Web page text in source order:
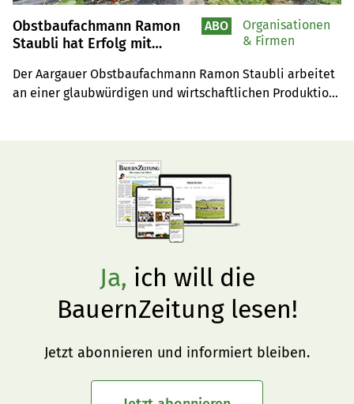
Obstbaufachmann Ramon
Staubli hat Erfolg mit
Der Aargauer Obstbaufachmann Ramon Staubli arbeitet
an einer glaubwürdigen und wirtschaftlichen Produktion.
ABO
Organisationen
& Firmen
Ja, ich will die
BauernZeitung lesen!
Jetzt abonnieren und informiert bleiben.